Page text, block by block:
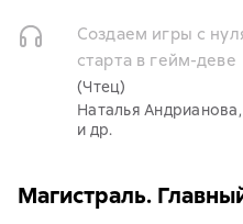
Создаем игры с
старта в гейм-деве
(Чтец)
Наталья
и др.
Магистраль.